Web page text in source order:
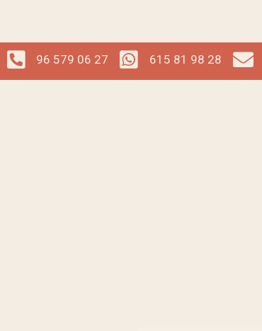
96 579 06 27 615 81 98 28